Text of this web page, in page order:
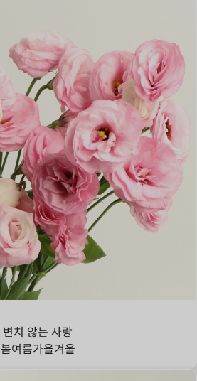
변치 않는 사랑
봄여름가을겨울